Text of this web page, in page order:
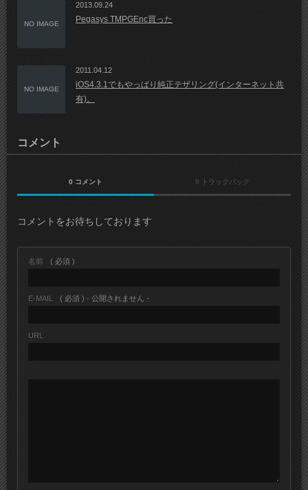
NO IMAGE
2013.09.24
Pegasys TMPGEnc買った
NO IMAGE
2011.04.12
iOS4.3.1でもやっぱり純正テザリング(インターネット共
有)。
コメント
0 コメント 0 トラックバック
コメントをお待ちしております
名前 ( 必須 )
E-MAIL ( 必須 ) - 公開されません -
URL